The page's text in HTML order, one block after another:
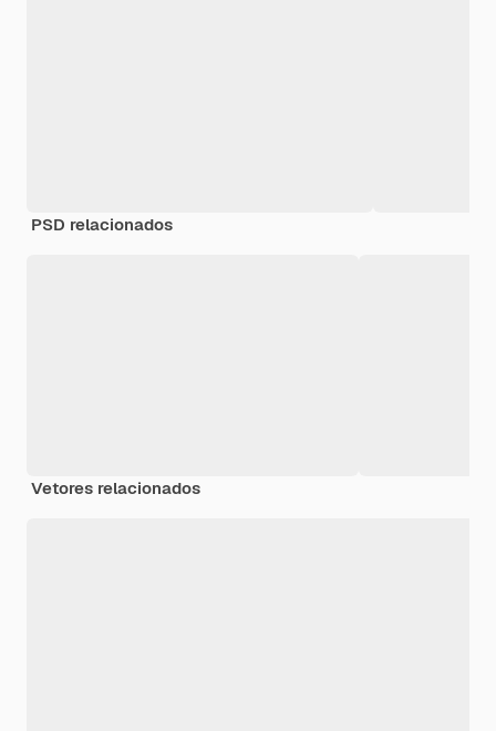
PSD relacionados
Vetores relacionados